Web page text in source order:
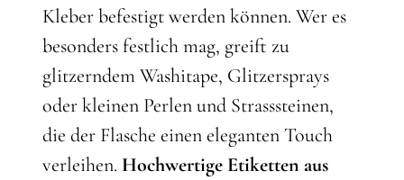
Kleber befestigt werden können. Wer es
besonders festlich mag, greift zu
glitzerndem Washitape, Glitzersprays
oder kleinen Perlen und Strasssteinen,
die der Flasche einen eleganten Touch
verleihen.Hochwertige Etiketten aus